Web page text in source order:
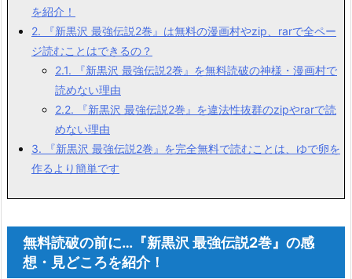
を紹介！
2. 『新黒沢 最強伝説2巻』は無料の漫画村やzip、rarで全ペー
ジ読むことはできるの？
2.1. 『新黒沢 最強伝説2巻』を無料読破の神様・漫画村で
読めない理由
2.2. 『新黒沢 最強伝説2巻』を違法性抜群のzipやrarで読
めない理由
3. 『新黒沢 最強伝説2巻』を完全無料で読むことは、ゆで卵を
作るより簡単です
無料読破の前に…『新黒沢 最強伝説2巻』の感
想・見どころを紹介！